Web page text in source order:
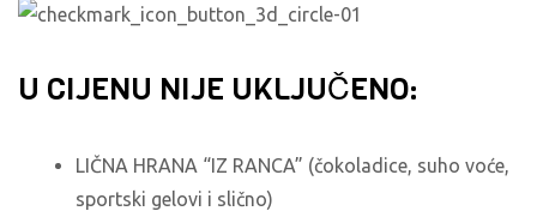
U CIJENU NIJE UKLJUČENO:
LIČNA HRANA “IZ RANCA” (čokoladice, suho voće,
sportski gelovi i slično)